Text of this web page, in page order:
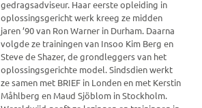
gedragsadviseur. Haar eerste opleiding in
oplossingsgericht werk kreeg ze midden
jaren ’90 van Ron Warner in Durham. Daarna
volgde ze trainingen van Insoo Kim Berg en
Steve de Shazer, de grondleggers van het
oplossingsgerichte model. Sindsdien werkt
ze samen met BRIEF in Londen en met Kerstin
Måhlberg en Maud Sjöblom in Stockholm.